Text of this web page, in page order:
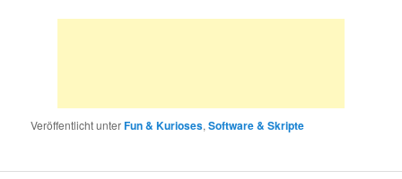
Veröffentlicht unterFun & Kurioses,Software & Skripte